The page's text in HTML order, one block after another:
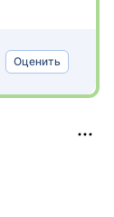
Оценить